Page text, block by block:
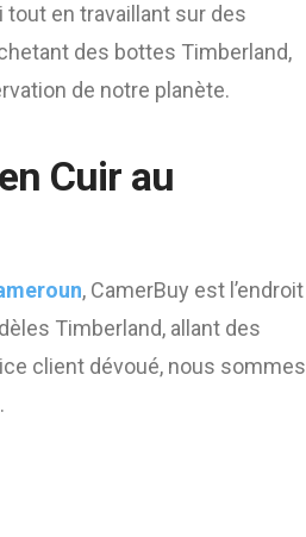
en travaillant sur des
des bottes Timberland,
de notre planète.
Cuir au
, CamerBuy est l’endroit
Timberland, allant des
client dévoué, nous sommes